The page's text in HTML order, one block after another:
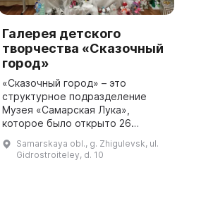
Галерея детского
творчества «Сказочный
город»
«Сказочный город» – это
структурное подразделение
Музея «Самарская Лука»,
которое было открыто 26
летия Жигулевска. Здесь дети
могут приобрести эстетические
Samarskaya obl., g. Zhigulevsk, ul.
Gidrostroiteley, d. 10